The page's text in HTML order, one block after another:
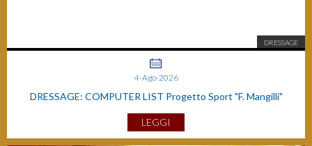
DRESSAGE
4-Ago-2026
DRESSAGE: COMPUTER LIST Progetto Sport "F. Mangilli"
LEGGI